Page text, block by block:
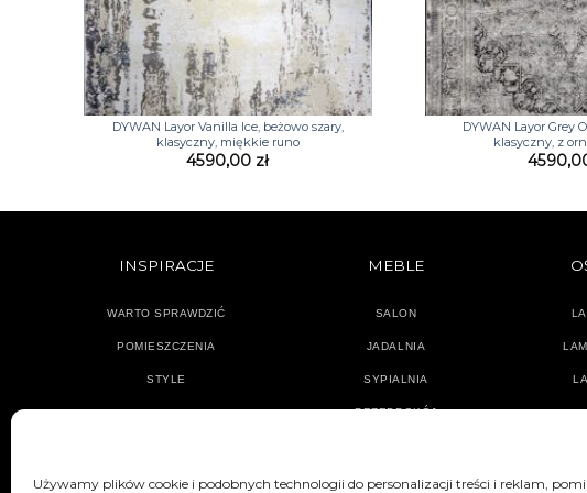
Używamy plików cookie i podobnych technologii do personalizacji treści i reklam,
+
DYWAN Layor Vanilla Ice, beżowo szary,
klasyczny, miękkie runo
4590,00 zł
+
DYWAN Layor Grey
klasyczny, z
INSPIRACJE
WARTO SPRAWDZIĆ
POMIESZCZENIA
STYLE
MEBLE
SALON
JADALNIA
SYPIALNIA
PRZEDPOKÓJ